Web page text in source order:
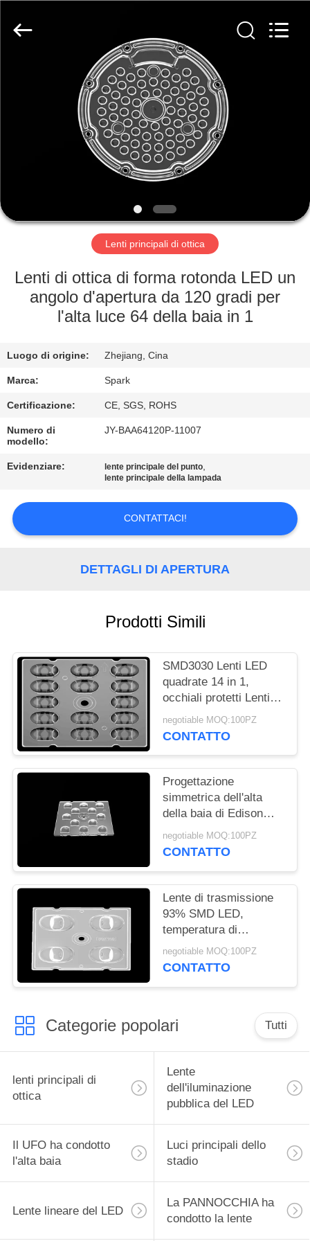
PRODOTTI
NOI
ALLA
FABBRICA
DELLA
QUALITÀ
CONTATTACI
NOTIZIE
CASI
MAPPA
DEL
SITO
NORME
SULLA
PRIVACY
Technology
Co.,
Lenti principali di ottica
Lenti di ottica di forma rotonda LED un
angolo d'apertura da 120 gradi per
l'alta luce 64 della baia in 1
Luogo di origine: Zhejiang, Cina
Marca: Spark
Certificazione: CE, SGS, ROHS
Numero di
modello:
JY-BAA64120P-11007
Evidenziare: lente principale del punto,
lente principale della lampada
CONTATTACI!
DETTAGLI DI APERTURA
Prodotti Simili
SMD3030 Lenti LED
quadrate 14 in 1,
occhiali protetti Lenti
SMD LED per
illuminazione stradale a
negotiable MOQ:100PZ
CONTATTO
Progettazione
simmetrica dell'alta
della baia di Edison
3030 LED lente delle
lampade per
negotiable MOQ:100PZ
CONTATTO
Lente di trasmissione
93% SMD LED,
temperatura di
funzionamento di ottica
dei riflettori del LED
negotiable MOQ:100PZ
CONTATTO
Categorie popolari Tutti
lenti principali di
ottica
Lente
dell'iluminazione
pubblica del LED
Il UFO ha condotto
l'alta baia
Luci principali dello
stadio
Lente lineare del LED
La PANNOCCHIA ha
condotto la lente